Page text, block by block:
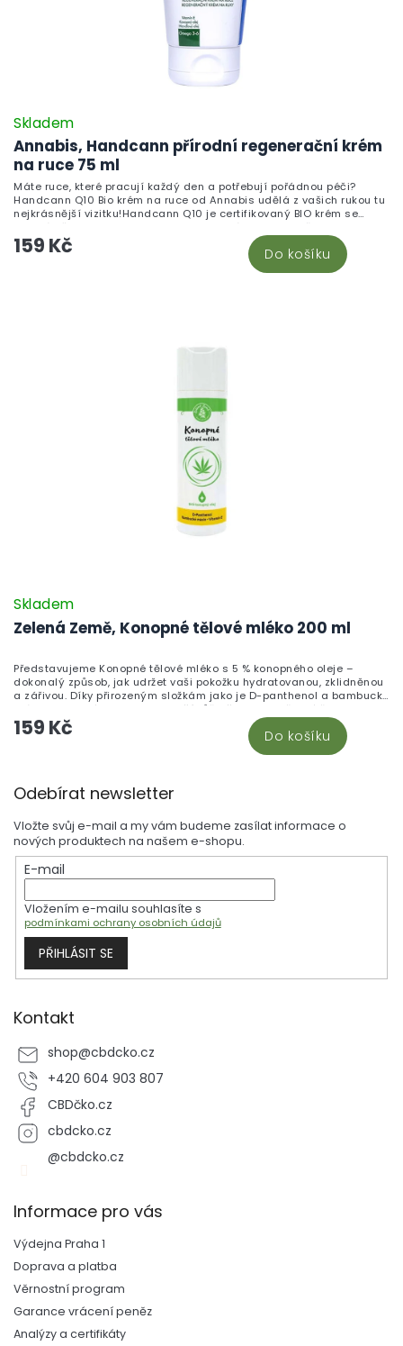
Annabis, Handcann přírodní regenerační krém
na ruce 75 ml
Skladem
159 Kč Do košíku
Máte ruce, které pracují každý den a potřebují pořádnou péči?
Handcann Q10 Bio krém na ruce od Annabis udělá z vašich rukou tu
nejkrásnější vizitku!Handcann Q10 je certifikovaný BIO krém se
speciálně vyvinutou recepturou pro namáhanou pokožku rukou. Bio
konopný olej a extrakt z konopných semen dodávají pokožce
esenciální mastné kyseliny, koenzym Q10 aktivně bojuje s projevy
stárnutí, mandlový olej a bambucké máslo intenzivně hydratují a
Zelená Země, Konopné tělové mléko 200 ml
Skladem
159 Kč Do košíku
Představujeme Konopné tělové mléko s 5 % konopného oleje –
dokonalý způsob, jak udržet vaši pokožku hydratovanou, zklidněnou
a zářivou. Díky přirozeným složkám jako je D-panthenol a bambucké
máslo, toto mléko poskytuje vaší kůži všechny potřebné živiny pro
její dokonalou kondici. Ideální pro každodenní péči, dermatologicky
testováno.
Odebírat newsletter
Vložte svůj e-mail a my vám budeme zasílat informace o
nových produktech na našem e-shopu.
E-mail
Vložením e-mailu souhlasíte s
podmínkami ochrany osobních údajů
PŘIHLÁSIT SE
Kontakt
shop@cbdcko.cz
+420 604 903 807
CBDčko.cz
cbdcko.cz
@cbdcko.cz
Informace pro vás
Výdejna Praha 1
Doprava a platba
Věrnostní program
Garance vrácení peněz
Analýzy a certifikáty